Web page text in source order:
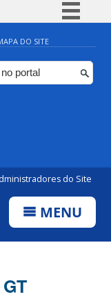
BR
Participe
DO SITE
do Site
MENU